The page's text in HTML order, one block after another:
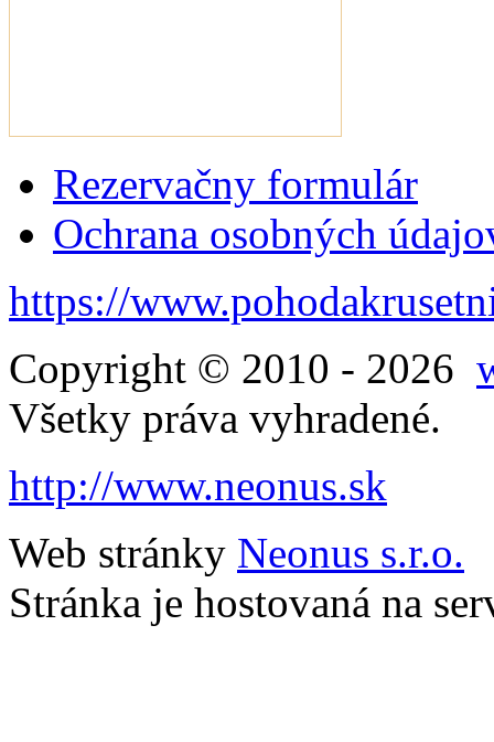
Rezervačny formulár
Ochrana osobných
https://
Copyright © 2010 - 2026
Všetky práva vyhradené.
http://www.neonus.sk
Web stránky Neonus s.r.o.
Stránka je hostovaná na